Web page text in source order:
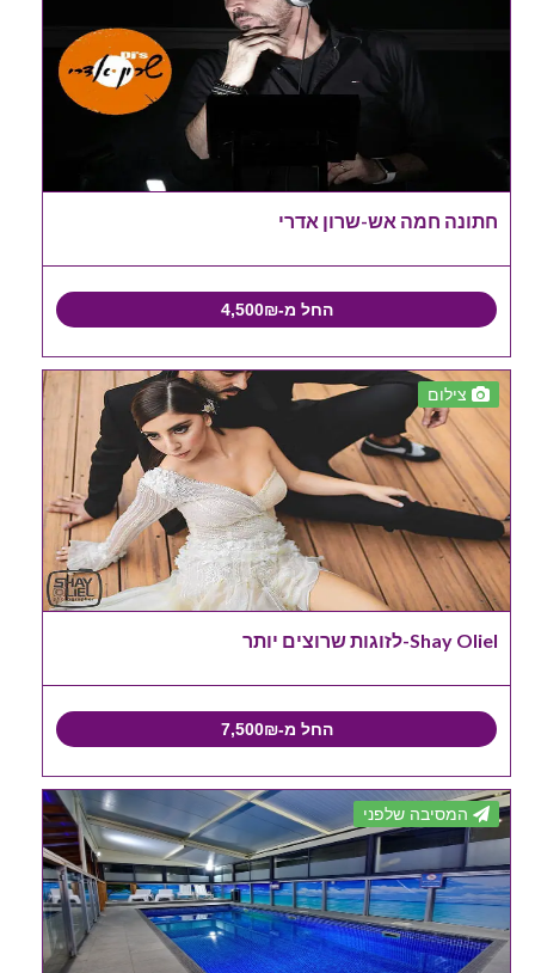
חתונה חמה אש-שרון אדרי
החל מ-4,500₪
צילום
Shay Oliel-לזוגות שרוצים יותר
החל מ-7,500₪
המסיבה שלפני